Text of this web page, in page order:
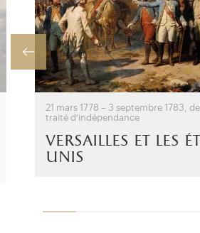
21 mars 1778 – 3 septembre 1783,
traité d’indépendance
versailles et les
unis